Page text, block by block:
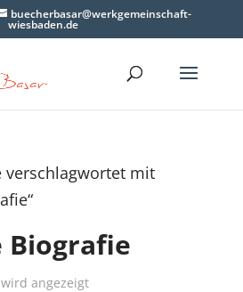
buecherbasar@werkgemeinschaft-
wiesbaden.de
mit
Biografie
angezeigt